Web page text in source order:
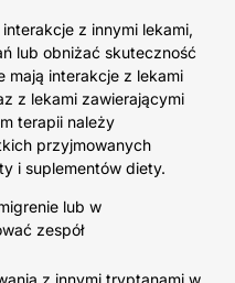
z innymi lekami,
lub obniżać skuteczność
mają interakcje z lekami
z lekami zawierającymi
terapii należy
przyjmowanych
i suplementów diety.
lub w
zespół
z innymi tryptanami w